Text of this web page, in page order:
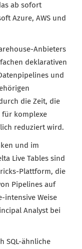
ab sofort
Azure, AWS und
Anbieters
deklarativen
und
die Zeit, die
für komplexe
reduziert wird.
und im
Live Tables sind
Plattform, die
Pipelines auf
intensive Weise
Analyst bei
SQL-ähnliche